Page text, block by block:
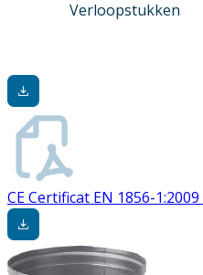
Verloopstukken
CE Certificat EN 1856-